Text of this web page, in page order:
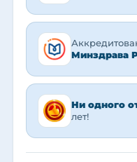
Минздрава
Ни одного
лет!